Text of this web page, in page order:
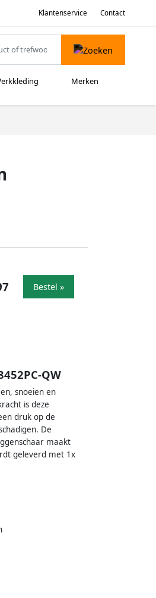
Klantenservice Contact
Merken
Bestel »
QW
snoeien en
is deze
druk op de
De
maakt
geleverd met 1x